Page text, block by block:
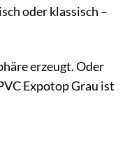
oder klassisch –
erzeugt. Oder
Expotop Grau ist